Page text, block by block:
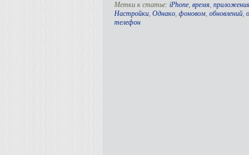
Метки к статье: iPhone, время, приложения
Настройки, Однако, фоновом, обновлений,
телефон